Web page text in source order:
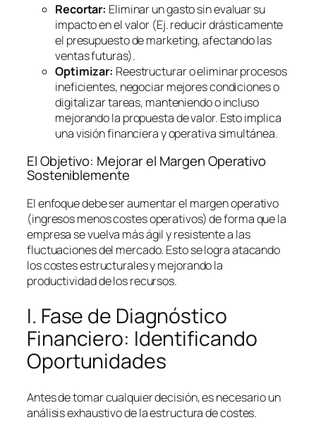
Recortar: Eliminar un gasto sin evaluar su
impacto en el valor (Ej. reducir drásticamente
el presupuesto de marketing, afectando las
ventas futuras).
Optimizar: Reestructurar o eliminar procesos
ineficientes, negociar mejores condiciones o
digitalizar tareas, manteniendo o incluso
mejorando la propuesta de valor. Esto implica
una visión financiera y operativa simultánea.
El Objetivo: Mejorar el Margen Operativo
Sosteniblemente
El enfoque debe ser aumentar el margen operativo
(ingresos menos costes operativos) de forma que la
empresa se vuelva más ágil y resistente a las
fluctuaciones del mercado. Esto se logra atacando
los costes estructurales y mejorando la
productividad de los recursos.
I. Fase de Diagnóstico
Financiero: Identificando
Oportunidades
Antes de tomar cualquier decisión, es necesario un
análisis exhaustivo de la estructura de costes.